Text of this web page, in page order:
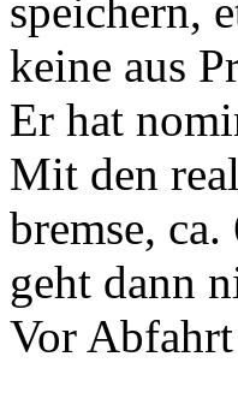
speichern,
keine aus
Er hat
Mit den
bremse,
geht dann
Vor